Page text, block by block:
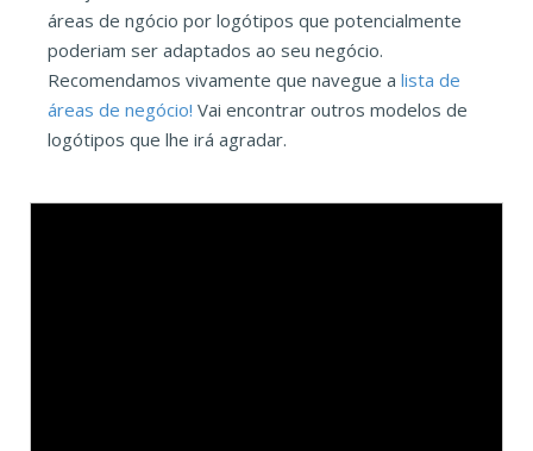
áreas de ngócio por logótipos que potencialmente
poderiam ser adaptados ao seu negócio.
Recomendamos vivamente que navegue a lista de
áreas de negócio! Vai encontrar outros modelos de
logótipos que lhe irá agradar.